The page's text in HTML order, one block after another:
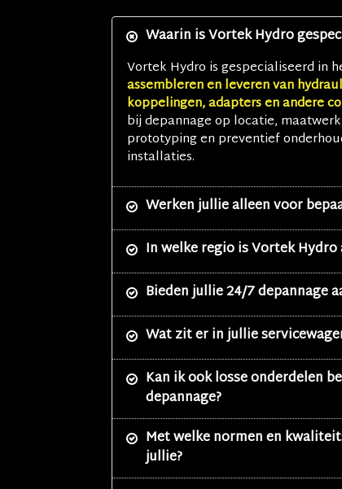
Waarin is Vortek Hydro
Vortek Hydro is gespecialiseerd in
assembleren en leveren van
koppelingen, adapters en andere
bij depannage op locatie,
prototyping en preventief
installaties.
Werken jullie alleen voor
In welke regio is Vortek Hydro
Bieden jullie 24/7 depannage
Wat zit er in jullie
Kan ik ook losse onderdelen
depannage?
Met welke normen en
jullie?